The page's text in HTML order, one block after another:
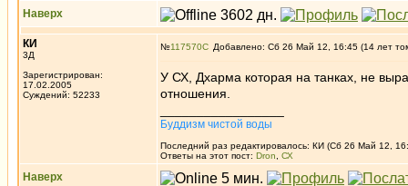
Наверх
КИ
3Д
Зарегистрирован:
17.02.2005
Суждений: 52233
№117570 Добавлено: Сб 26 Май 12, 16:45 (14 лет
У СХ, Дхарма которая на танках, не
отношения.
Буддизм чистой воды
Последний раз редактировалось: КИ (Сб 26 Май 12,
Ответы на этот пост: Dron СХ
Наверх